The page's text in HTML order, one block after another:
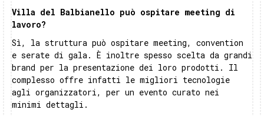
Villa del Balbianello può ospitare meeting di
lavoro?
Sì, la struttura può ospitare meeting, convention
e serate di gala. È inoltre spesso scelta da grandi
brand per la presentazione dei loro prodotti. Il
complesso offre infatti le migliori tecnologie
agli organizzatori, per un evento curato nei
minimi dettagli.